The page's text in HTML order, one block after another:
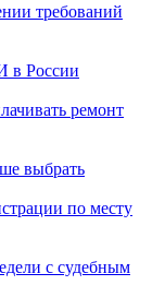
требований
в России
ремонт
выбрать
по месту
с судебным